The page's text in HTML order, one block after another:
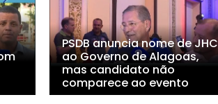
PSDB anuncia nome de JHC
ao Governo de Alagoas,
mas candidato não
comparece ao evento